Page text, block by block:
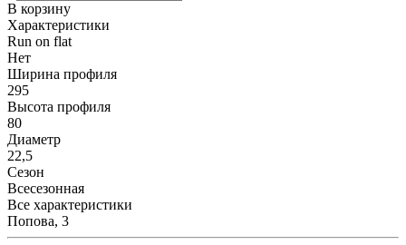
В корзину
Характеристики
Run on flat
Нет
Ширина профиля
295
Высота профиля
80
Диаметр
22,5
Сезон
Всесезонная
Все характеристики
Попова, 3